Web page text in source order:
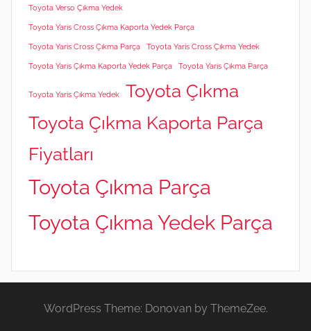
Toyota Verso Çıkma Yedek
Toyota Yaris Cross Çıkma Kaporta Yedek Parça
Toyota Yaris Cross Çıkma Parça Toyota Yaris Cross Çıkma Yedek
Toyota Yaris Çıkma Kaporta Yedek Parça Toyota Yaris Çıkma Parça
Toyota Yaris Çıkma Yedek
Toyota Çıkma
Toyota Çıkma Kaporta Parça
Fiyatları
Toyota Çıkma Parça
Toyota Çıkma Yedek Parça
WordPress Theme: Donovan by ThemeZee.